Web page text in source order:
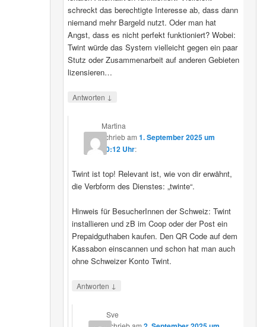
schreckt das berechtigte Interesse ab, dass dann
niemand mehr Bargeld nutzt. Oder man hat
Angst, dass es nicht perfekt funktioniert? Wobei:
Twint würde das System vielleicht gegen ein paar
Stutz oder Zusammenarbeit auf anderen Gebieten
lizensieren…
Antworten ↓
Martina
schriebam1. September 2025 um
20:12 Uhr:
Twint ist top! Relevant ist, wie von dir erwähnt,
die Verbform des Dienstes: „twinte“.
Hinweis für BesucherInnen der Schweiz: Twint
installieren und zB im Coop oder der Post ein
Prepaidguthaben kaufen. Den QR Code auf dem
Kassabon einscannen und schon hat man auch
ohne Schweizer Konto Twint.
Antworten ↓
Sve